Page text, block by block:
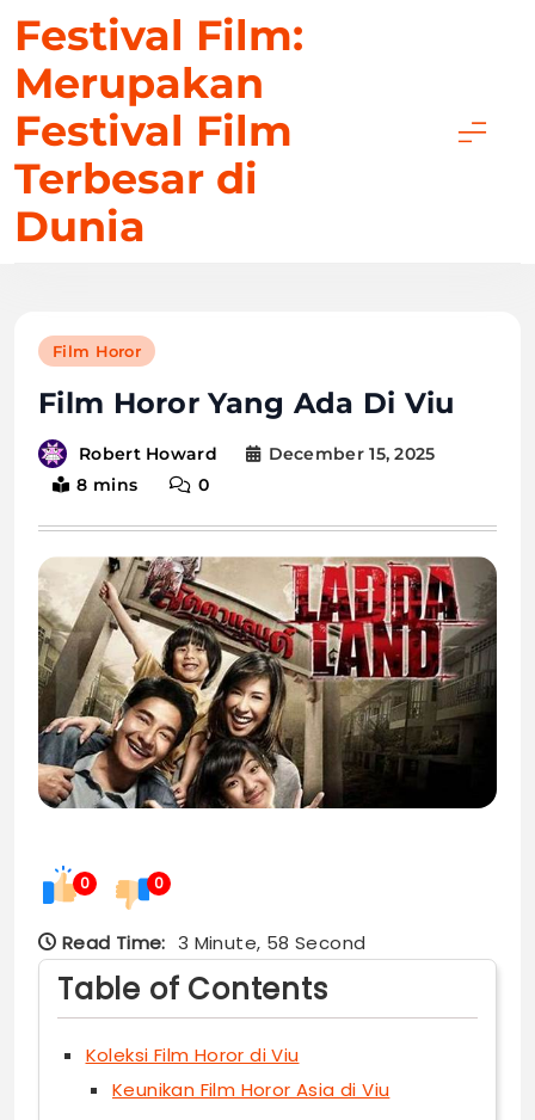
content
Festival Film:
Merupakan
Festival Film
Terbesar di
Dunia
Film Horor
Film Horor Yang Ada Di Viu
Robert Howard
December 15, 2025
8 mins
0
0 0
Read Time: 3 Minute, 58 Second
Table of Contents
Koleksi Film Horor di Viu
Keunikan Film Horor Asia di Viu